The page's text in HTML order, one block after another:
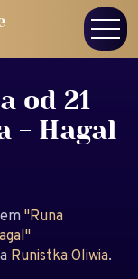
od 21
- Hagal
"Runa
Runistka Oliwia.